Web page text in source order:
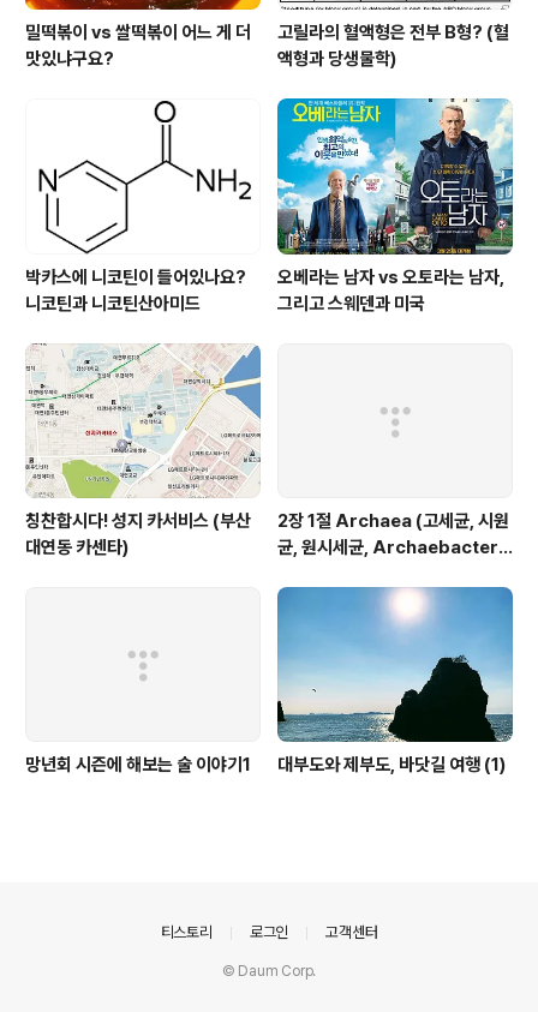
밀떡볶이 vs 쌀떡볶이 어느 게 더
맛있냐구요?
고릴라의 혈액형은 전부 B형? (혈
액형과 당생물학)
박카스에 니코틴이 들어있나요?
니코틴과 니코틴산아미드
오베라는 남자 vs 오토라는 남자,
그리고 스웨덴과 미국
칭찬합시다! 성지 카서비스 (부산
대연동 카센타)
2장 1절 Archaea (고세균, 시원
균, 원시세균, Archaebacteri
망년회 시즌에 해보는 술 이야기1 대부도와 제부도, 바닷길 여행 (1)
티스토리 로그인 고객센터
© Daum Corp.